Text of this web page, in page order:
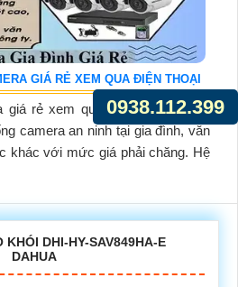
GIÁ RẺ XEM QUA ĐIỆN THOẠI
giá rẻ xem qua điện thoại là một
camera an ninh tại gia đình, văn
khác với mức giá phải chăng. Hệ
KHÓI DHI-HY-SAV849HA-E
DAHUA
0938.112.399